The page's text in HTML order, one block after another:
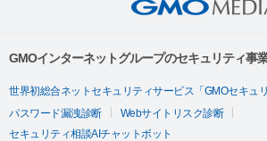
GMOインターネットグループのセキュリティ事
世界初総合ネットセキュリティサービス「GMOセキュリ
パスワード漏洩診断
Webサイトリスク診断
セキュリティ相談AIチャットボット